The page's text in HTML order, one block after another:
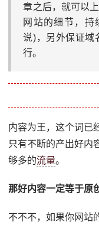
章之后，就可以
网站的细节，持
说)，另外保证域
行。
内容为王，这个词已
只有不断的产出好内
够多的流量。
那好内容一定等于原
不不不，如果你网站